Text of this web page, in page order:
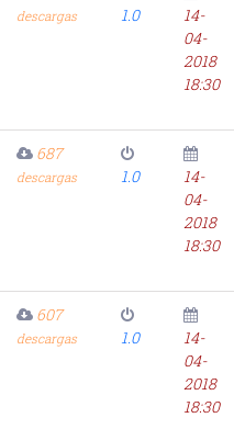
descargas 1.0
14-
04-
2018
18:30
687
descargas 1.0
14-
04-
2018
18:30
607
descargas 1.0
14-
04-
2018
18:30